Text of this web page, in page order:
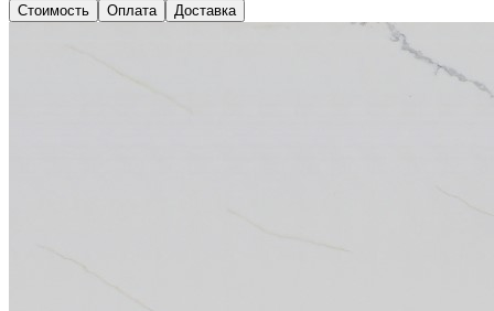
Стоимость Оплата Доставка